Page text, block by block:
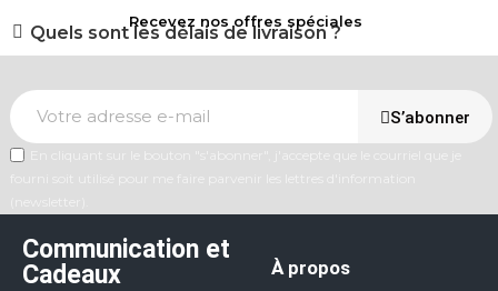
Quels sont les délais de livraison ?
Recevez nos offres spéciales
S’abonner
Communication et
Cadeaux
À propos